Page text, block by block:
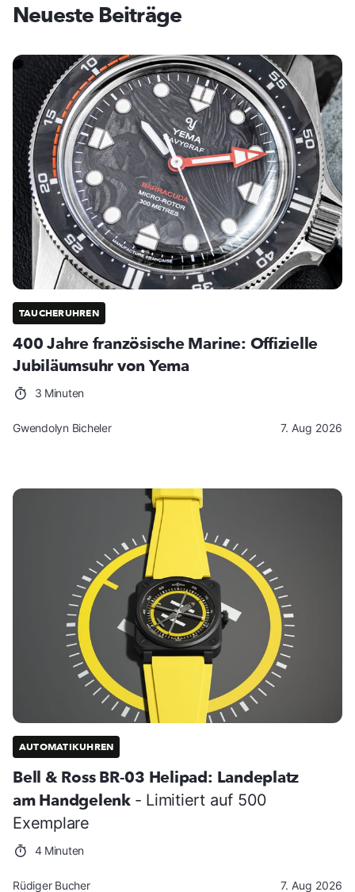
Neueste Beiträge
TAUCHERUHREN
400 Jahre französische Marine: Offizielle
Jubiläumsuhr von Yema
3 Minuten
Gwendolyn Bicheler 7. Aug 2026
AUTOMATIKUHREN
Bell & Ross BR-03 Helipad: Landeplatz
am Handgelenk - Limitiert auf 500
Exemplare
4 Minuten
Rüdiger Bucher 7. Aug 2026